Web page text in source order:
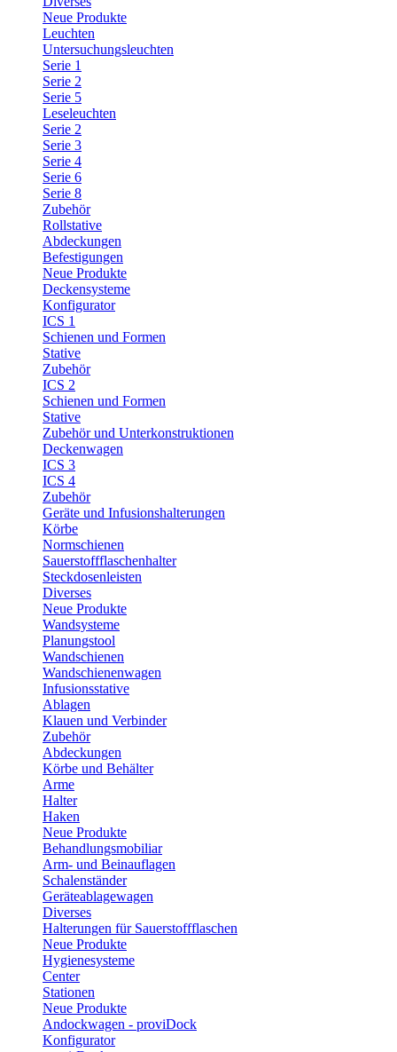
Neue Produkte
Leuchten
Untersuchungsleuchten
Serie 1
Serie 2
Serie 5
Leseleuchten
Serie 2
Serie 3
Serie 4
Serie 6
Serie 8
Zubehör
Rollstative
Abdeckungen
Befestigungen
Neue Produkte
Deckensysteme
Konfigurator
ICS 1
Schienen und Formen
Stative
Zubehör
ICS 2
Schienen und Formen
Stative
Zubehör und Unterkonstruktionen
Deckenwagen
ICS 3
ICS 4
Zubehör
Geräte und Infusionshalterungen
Körbe
Normschienen
Sauerstoffflaschenhalter
Steckdosenleisten
Diverses
Neue Produkte
Wandsysteme
Planungstool
Wandschienen
Wandschienenwagen
Infusionsstative
Ablagen
Klauen und Verbinder
Zubehör
Abdeckungen
Körbe und Behälter
Arme
Halter
Haken
Neue Produkte
Behandlungsmobiliar
Arm- und Beinauflagen
Schalenständer
Geräteablagewagen
Diverses
Halterungen für Sauerstoffflaschen
Neue Produkte
Hygienesysteme
Center
Stationen
Neue Produkte
Andockwagen - proviDock
Konfigurator